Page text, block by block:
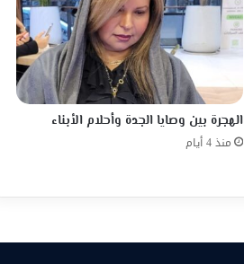
الهجرة بين وصايا الجدة وأحلام الأبناء
منذ 4 أيام